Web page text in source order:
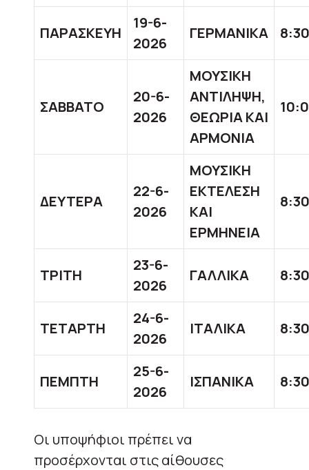
ΠΑΡΑΣΚΕΥΗ
19-6-
2026
ΓΕΡΜΑΝΙΚΑ
ΣΑΒΒΑΤΟ
20-6-
2026
ΜΟΥΣΙΚΗ
ΑΝΤΙΛΗΨΗ,
ΘΕΩΡΙΑ ΚΑΙ
ΑΡΜΟΝΙΑ
ΔΕΥΤΕΡΑ
22-6-
2026
ΜΟΥΣΙΚΗ
ΕΚΤΕΛΕΣΗ
ΚΑΙ
ΕΡΜΗΝΕΙΑ
ΤΡΙΤΗ
23-6-
2026
ΓΑΛΛΙΚΑ
ΤΕΤΑΡΤΗ
24-6-
2026
ΙΤΑΛΙΚΑ
ΠΕΜΠΤΗ
25-6-
2026
ΙΣΠΑΝΙΚΑ
Οι υποψήφιοι πρέπει να
προσέρχονται στις αίθουσες